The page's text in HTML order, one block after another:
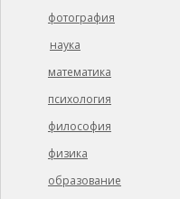
фотография
наука
математика
психология
философия
физика
образование